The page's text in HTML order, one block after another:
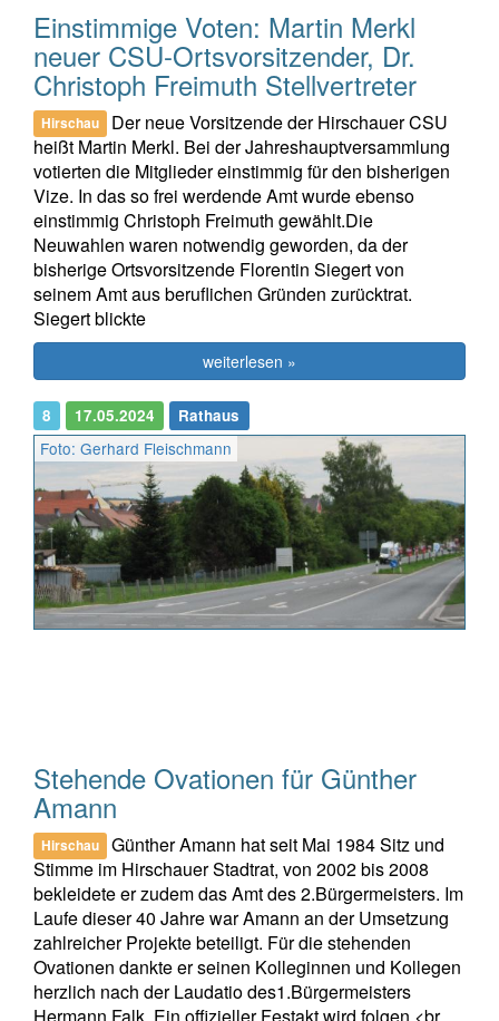
Einstimmige Voten: Martin Merkl
neuer CSU-Ortsvorsitzender, Dr.
Christoph Freimuth Stellvertreter
Hirschau
Der neue Vorsitzende der Hirschauer CSU
heißt Martin Merkl. Bei der Jahreshauptversammlung
votierten die Mitglieder einstimmig für den bisherigen
Vize. In das so frei werdende Amt wurde ebenso
einstimmig Christoph Freimuth gewählt.Die
Neuwahlen waren notwendig geworden, da der
bisherige Ortsvorsitzende Florentin Siegert von
seinem Amt aus beruflichen Gründen zurücktrat.
Siegert blickte
weiterlesen »
8 17.05.2024 Rathaus
Foto: Gerhard Fleischmann
Stehende Ovationen für Günther
Amann
Hirschau
Günther Amann hat seit Mai 1984 Sitz und
Stimme im Hirschauer Stadtrat, von 2002 bis 2008
bekleidete er zudem das Amt des 2.Bürgermeisters. Im
Laufe dieser 40 Jahre war Amann an der Umsetzung
zahlreicher Projekte beteiligt. Für die stehenden
Ovationen dankte er seinen Kolleginnen und Kollegen
herzlich nach der Laudatio des1.Bürgermeisters
Hermann Falk. Ein offizieller Festakt wird folgen.<br